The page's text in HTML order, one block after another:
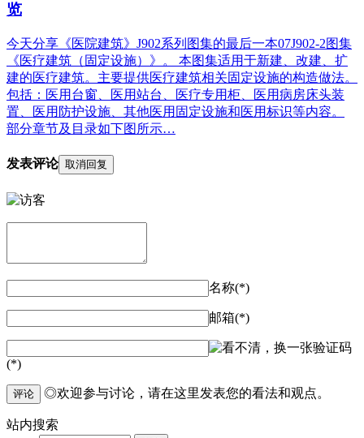
览
今天分享《医院建筑》J902系列图集的最后一本07J902-2图集
《医疗建筑（固定设施）》。 本图集适用于新建、改建、扩
建的医疗建筑。主要提供医疗建筑相关固定设施的构造做法。
包括：医用台窗、医用站台、医疗专用柜、医用病房床头装
置、医用防护设施、其他医用固定设施和医用标识等内容。
部分章节及目录如下图所示…
发表评论 取消回复
名称(*)
邮箱(*)
验证码
(*)
评论 ◎欢迎参与讨论，请在这里发表您的看法和观点。
站内搜索